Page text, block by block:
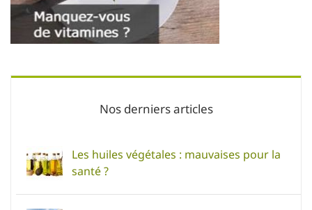
Nos derniers articles
Les huiles végétales : mauvaises pour la
santé ?